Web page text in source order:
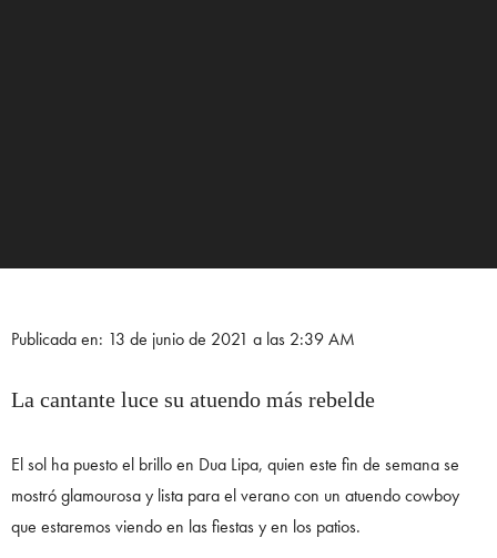
Publicada en: 13 de junio de 2021 a las 2:39 AM
La cantante luce su atuendo más rebelde
El sol ha puesto el brillo en Dua Lipa, quien este fin de semana se
mostró glamourosa y lista para el verano con un atuendo cowboy
que estaremos viendo en las fiestas y en los patios.